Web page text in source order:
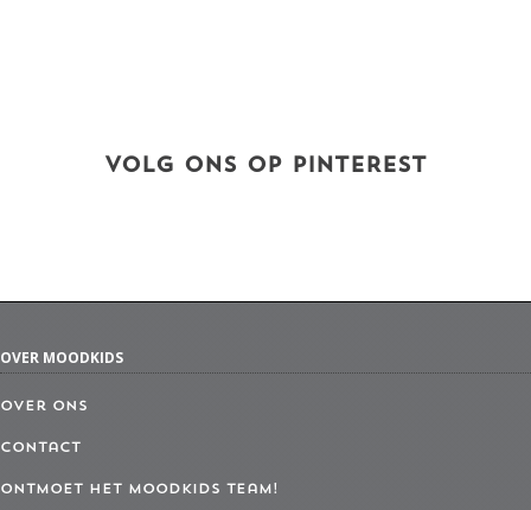
VOLG ONS OP PINTEREST
OVER MOODKIDS
Over ons
Contact
Ontmoet het MoodKids Team!